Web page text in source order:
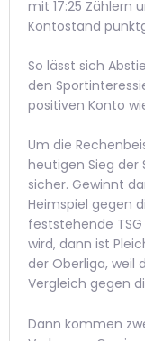
mit 17:25 Zählern
Kontostand
So lässt sich
den
positiven Konto
Um die
heutigen Sieg der
sicher. Gewinnt
Heimspiel gegen
feststehende
wird, dann ist
der Oberliga, weil
Vergleich gegen
Dann kommen